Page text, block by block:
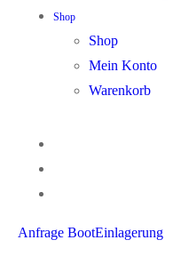
Shop
Shop
Mein Konto
Warenkorb
Anfrage BootEinlagerung